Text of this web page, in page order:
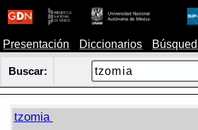
Presentación Diccionarios
Buscar:
tzomia